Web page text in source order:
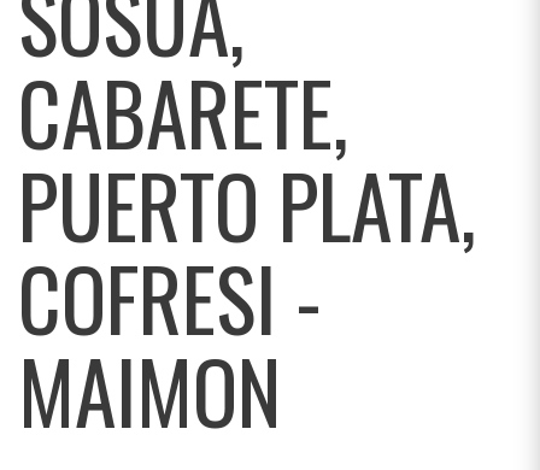
CABARETE,
PUERTO PLATA,
COFRESI -
MAIMON